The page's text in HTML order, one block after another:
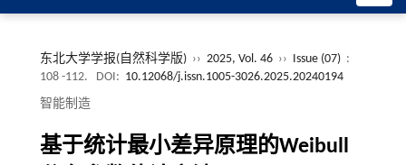
东北大学学报(自然科学版) ›› 2025, Vol. 46 ›› Issue (07) :
108 -112.
DOI: 10.12068/j.issn.1005-3026.2025.20240194
智能制造
基于统计最小差异原理的Weibull